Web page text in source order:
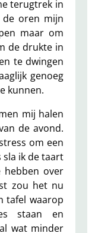
terugtrek in
oren mijn
maar om
de drukte in
te dwingen
genoeg
kunnen.
mij halen
de avond.
om een
ik de taart
hebben over
zou het nu
tafel waarop
staan en
wat minder